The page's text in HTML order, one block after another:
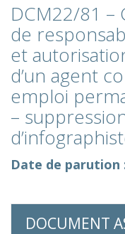
DCM22/81 –
de
et
d’un agent
emploi
–
Date de parution
DOCUMENT